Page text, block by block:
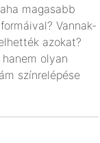
magasabb
Vannak-
azokat?
olyan
színrelépése